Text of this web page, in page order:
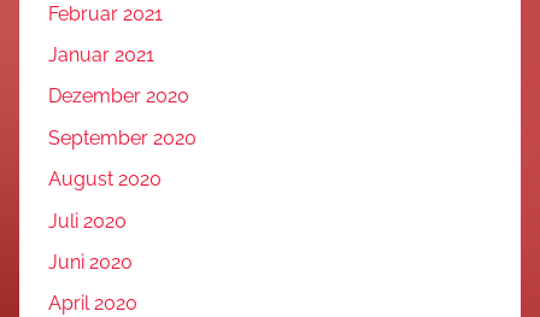
Februar 2021
Januar 2021
Dezember 2020
September 2020
August 2020
Juli 2020
Juni 2020
April 2020